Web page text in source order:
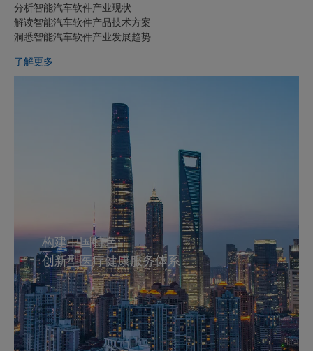
分析智能汽车软件产业现状
解读智能汽车软件产品技术方案
洞悉智能汽车软件产业发展趋势
了解更多
构建中国特色
创新型医疗健康服务体系